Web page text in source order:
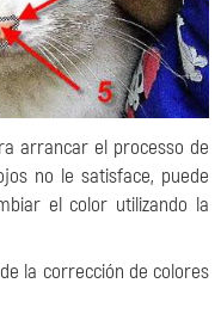
arrancar el processo de
no le satisface, puede
el color utilizando la
la corrección de colores